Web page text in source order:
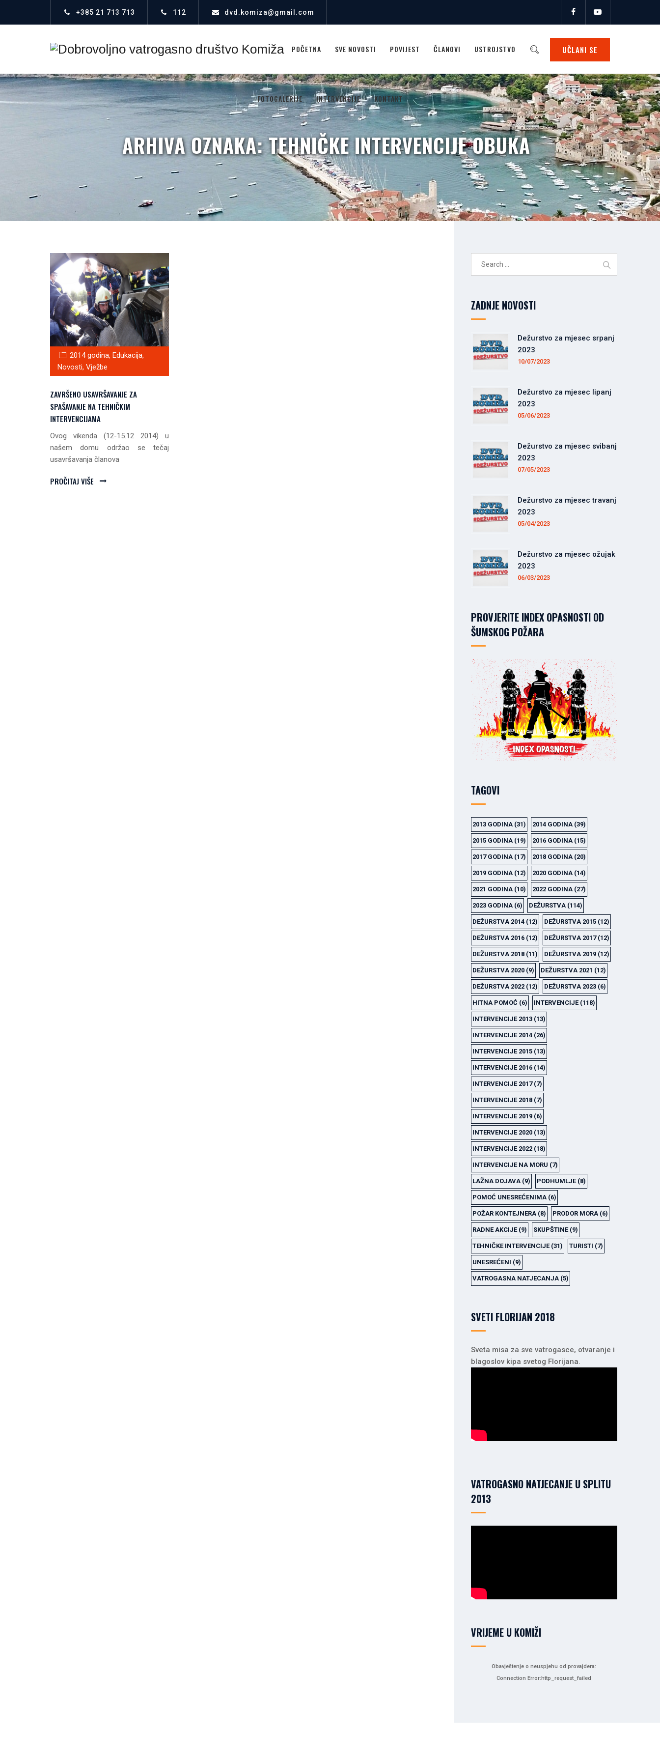
+385 21 713 713 112 dvd.komiza@gmail.com
UČLANI SE
POČETNA SVE NOVOSTI POVIJEST ČLANOVI USTROJSTVO
FOTOGALERIJE INTERVENCIJE KONTAKT
ARHIVA OZNAKA:TEHNIČKE INTERVENCIJE OBUKA
2014 godina, Edukacija,
Novosti, Vježbe
ZAVRŠENO USAVRŠAVANJE ZA
SPAŠAVANJE NA TEHNIČKIM
INTERVENCIJAMA
Ovog vikenda (12-15.12 2014) u
našem domu održao se tečaj
usavršavanja članova
PROČITAJ VIŠE
ZADNJE NOVOSTI
Dežurstvo za mjesec srpanj
2023
10/07/2023
Dežurstvo za mjesec lipanj
2023
05/06/2023
Dežurstvo za mjesec svibanj
2023
07/05/2023
Dežurstvo za mjesec travanj
2023
05/04/2023
Dežurstvo za mjesec ožujak
2023
06/03/2023
PROVJERITE INDEX OPASNOSTI OD
ŠUMSKOG POŽARA
TAGOVI
2013 GODINA(31) 2014 GODINA(39)
2015 GODINA(19) 2016 GODINA(15)
2017 GODINA(17) 2018 GODINA(20)
2019 GODINA(12) 2020 GODINA(14)
2021 GODINA(10) 2022 GODINA(27)
2023 GODINA(6) DEŽURSTVA(114)
DEŽURSTVA 2014(12) DEŽURSTVA 2015(12)
DEŽURSTVA 2016(12) DEŽURSTVA 2017(12)
DEŽURSTVA 2018(11) DEŽURSTVA 2019(12)
DEŽURSTVA 2020(9) DEŽURSTVA 2021 (12)
DEŽURSTVA 2022(12) DEŽURSTVA 2023(6)
HITNA POMOĆ (6) INTERVENCIJE(118)
INTERVENCIJE 2013(13)
INTERVENCIJE 2014(26)
INTERVENCIJE 2015(13)
INTERVENCIJE 2016(14)
INTERVENCIJE 2017(7)
INTERVENCIJE 2018(7)
INTERVENCIJE 2019(6)
INTERVENCIJE 2020(13)
INTERVENCIJE 2022(18)
INTERVENCIJE NA MORU (7)
LAŽNA DOJAVA(9) PODHUMLJE(8)
POMOĆ UNESREĆENIMA(6)
POŽAR KONTEJNERA(8) PRODOR MORA(6)
RADNE AKCIJE(9) SKUPŠTINE(9)
TEHNIČKE INTERVENCIJE(31) TURISTI (7)
UNESREĆENI (9)
VATROGASNA NATJECANJA(5)
SVETI FLORIJAN 2018
Sveta misa za sve vatrogasce, otvaranje i
blagoslov kipa svetog Florijana.
VATROGASNO NATJECANJE U SPLITU
2013
VRIJEME U KOMIŽI
Obavještenje o neuspjehu od provajdera:
Connection Error:http_request_failed